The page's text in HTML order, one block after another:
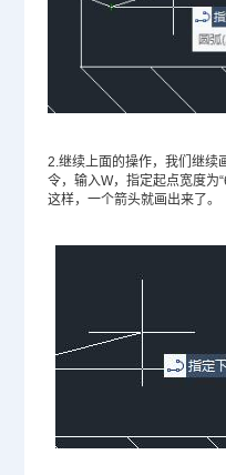
2.继续上面的操作，我们继续
令，输入W，指定起点宽度为
这样，一个箭头就画出来了。